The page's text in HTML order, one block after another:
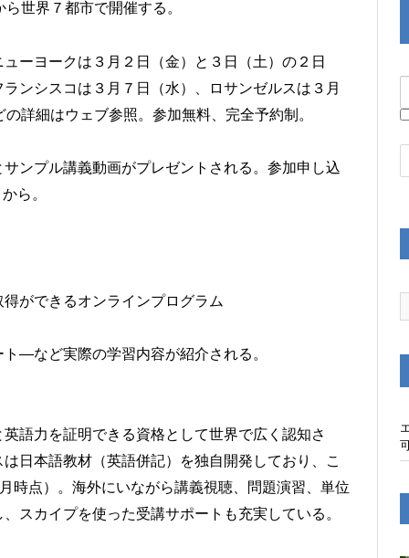
ら世界７都市で開催する。
ューヨークは３月２日（金）と３日（土）の２日
ンシスコは３月７日（水）、ロサンゼルスは３月
の詳細はウェブ参照。参加無料、完全予約制。
ンプル講義動画がプレゼントされる。 参加申し込
ら。
ができるオンラインプログラム
ト―など実際の学習内容が紹介される。
語力を証明できる資格として世界で広く認知さ
日本語教材（英語併記）を独自開発しており、
こ
時点）。 海外にいながら講義視聴、問題演習、 単位
スカイプを使った受講サポートも充実している。